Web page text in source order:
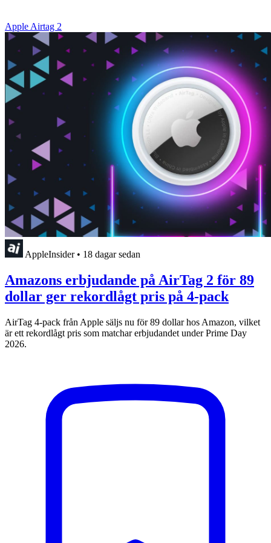
Apple Airtag 2
AppleInsider • 18 dagar sedan
Amazons erbjudande på AirTag 2 för 89
dollar ger rekordlågt pris på 4-pack
AirTag 4-pack från Apple säljs nu för 89 dollar hos Amazon, vilket
är ett rekordlågt pris som matchar erbjudandet under Prime Day
2026.